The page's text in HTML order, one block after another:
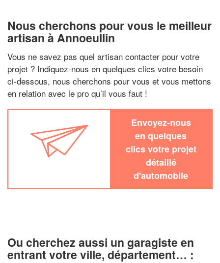
Nous cherchons pour vous le meilleur
artisan à Annoeullin
Vous ne savez pas quel artisan contacter pour votre
projet ? Indiquez-nous en quelques clics votre besoin
ci-dessous, nous cherchons pour vous et vous mettons
en relation avec le pro qu’il vous faut !
Envoyez-nous
en quelques
clics votre projet
détaillé
d'automobile
Ou cherchez aussi un garagiste en
entrant votre ville, département… :